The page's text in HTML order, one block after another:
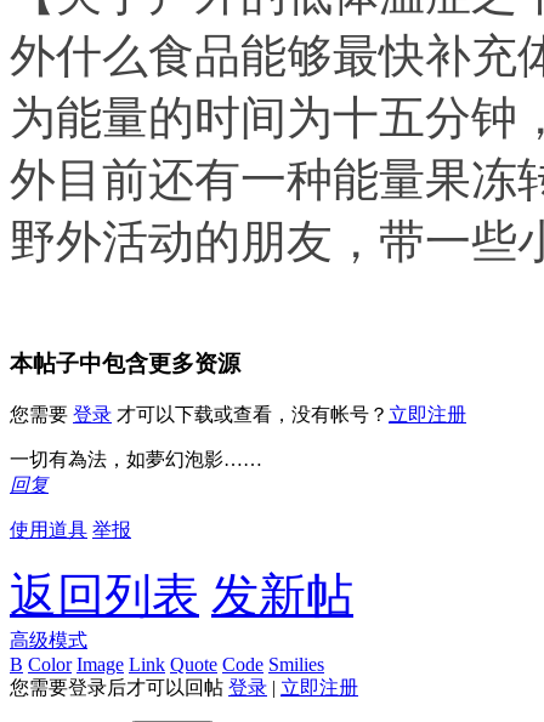
外什么食品能够最快补充
为能量的时间为十五分钟
外目前还有一种能量果冻
野外活动的朋友，带一些
本帖子中包含更多资源
您需要 登录 才可以下载或查看，没有帐号？ 立即注册
一切有為法，如夢幻泡影……
回复
使用道具 举报
返回列表 发新帖
高级模式
B Color Image Link Quote Code Smilies
您需要登录后才可以回帖 登录 | 立即注册